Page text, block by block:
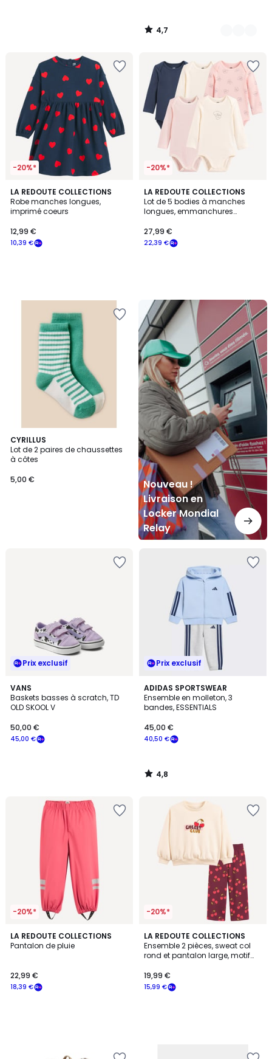
4,7
/
-20%*
LA REDOUTE COLLECTIONS
Robe manches longues,
imprimé coeurs
10,39 €
12,99 €
-20%*
LA REDOUTE COLLECTIONS
Lot de 5 bodies à manches
longues, emmanchures
coeur
22,39 €
27,99 €
CYRILLUS
Lot de 2 paires de chaussettes
à côtes
5,00 €
Nouveau !
Livraison en
Locker Mondial
Relay
Nouveau
Livraison
en
Locker
Mondial
Relay
Prix exclusif
VANS
Baskets basses à scratch, TD
OLD SKOOL V
45,00 €
50,00 €
Prix exclusif
ADIDAS SPORTSWEAR
Ensemble en molleton, 3
bandes, ESSENTIALS
40,50 €
45,00 €
4,8
/ 5
4,8
/
-20%*
LA REDOUTE COLLECTIONS
Pantalon de pluie
18,39 €
22,99 €
-20%*
LA REDOUTE COLLECTIONS
Ensemble 2 pièces, sweat col
rond et pantalon large, motif
15,99 €
19,99 €